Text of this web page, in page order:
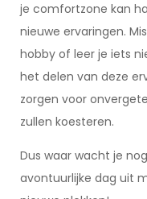
je comfortzone kan
nieuwe ervaringen.
hobby of leer je iets
het delen van deze
zorgen voor
zullen koesteren.
Dus waar wacht je
avontuurlijke dag uit